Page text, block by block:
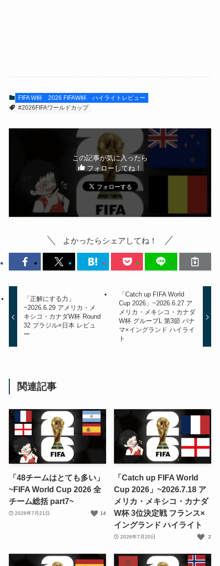
FIFA W杯 2026 FIFAW杯
ハイライトレビュー
#2026FIFAワールドカップ
この記事が気に入ったら
フォローしてね！
よかったらシェアしてね！
「正解にする力」
~2026.6.29 アメリカ・メ
キシコ・カナダW杯 Round
32 ブラジル×日本 レビュ
ー
「Catch up FIFA World
Cup 2026」~2026.6.27 ア
メリカ・メキシコ・カナダ
W杯 グループL 第3節 パナ
マ×イングランド ハイライ
ト
関連記事
「48チームはとても多い」
~FIFA World Cup 2026 全
チーム総括 part7~
2026年7月21日 14
「Catch up FIFA World
Cup 2026」~2026.7.18 ア
メリカ・メキシコ・カナダ
W杯 3位決定戦 フランス×
イングランド ハイライト
2026年7月20日 2